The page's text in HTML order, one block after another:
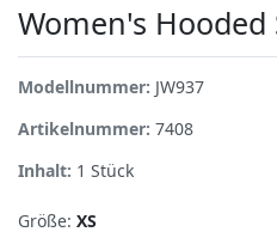
Women's Hooded
Modellnummer: JW937
Artikelnummer: 7408
Inhalt: 1 Stück
Größe: XS